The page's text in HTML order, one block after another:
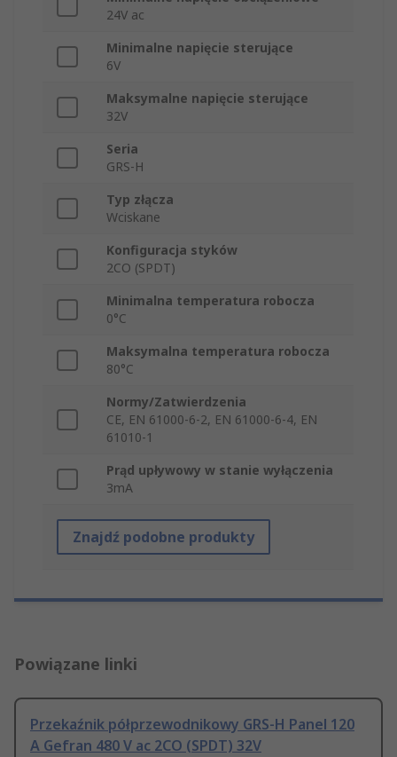
24V ac
Minimalne napięcie sterujące
6V
Maksymalne napięcie sterujące
32V
Seria
GRS-H
Typ złącza
Wciskane
Konfiguracja styków
2CO (SPDT)
Minimalna temperatura robocza
0°C
Maksymalna temperatura robocza
80°C
Normy/Zatwierdzenia
CE, EN 61000-6-2, EN 61000-6-4, EN
61010-1
Prąd upływowy w stanie wyłączenia
3mA
Znajdź podobne produkty
Powiązane linki
Przekaźnik półprzewodnikowy GRS-H Panel 120
A Gefran 480 V ac 2CO (SPDT) 32V